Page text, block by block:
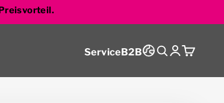
ServiceB2B SucheAnmelden